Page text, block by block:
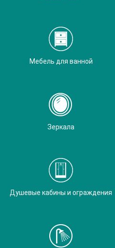
Мебель для ванной
Зеркала
Душевые кабины и ограждения